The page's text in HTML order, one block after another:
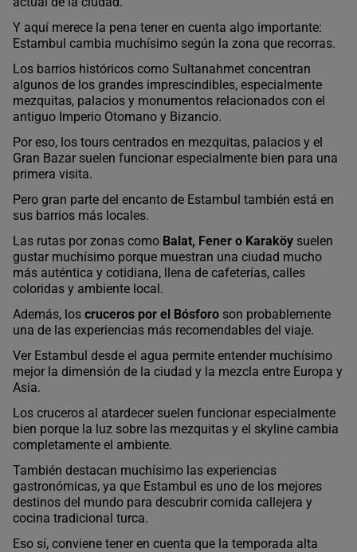
Y aquí merece la pena tener en cuenta algo importante:
Estambul cambia muchísimo según la zona que recorras.
Los barrios históricos como Sultanahmet concentran
algunos de los grandes imprescindibles, especialmente
mezquitas, palacios y monumentos relacionados con el
antiguo Imperio Otomano y Bizancio.
Por eso, los tours centrados en mezquitas, palacios y el
Gran Bazar suelen funcionar especialmente bien para una
primera visita.
Pero gran parte del encanto de Estambul también está en
sus barrios más locales.
Las rutas por zonas como Balat, Fener o Karaköy suelen
gustar muchísimo porque muestran una ciudad mucho
más auténtica y cotidiana, llena de cafeterías, calles
coloridas y ambiente local.
Además, los cruceros por el Bósforo son probablemente
una de las experiencias más recomendables del viaje.
Ver Estambul desde el agua permite entender muchísimo
mejor la dimensión de la ciudad y la mezcla entre Europa y
Asia.
Los cruceros al atardecer suelen funcionar especialmente
bien porque la luz sobre las mezquitas y el skyline cambia
completamente el ambiente.
También destacan muchísimo las experiencias
gastronómicas, ya que Estambul es uno de los mejores
destinos del mundo para descubrir comida callejera y
cocina tradicional turca.
Eso sí, conviene tener en cuenta que la temporada alta